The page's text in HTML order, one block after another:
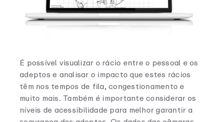
É possível visualizar o rácio entre o pessoal e os
adeptos e analisar o impacto que estes rácios
têm nos tempos de fila, congestionamento e
muito mais. Também é importante considerar os
níveis de acessibilidade para melhor garantir a